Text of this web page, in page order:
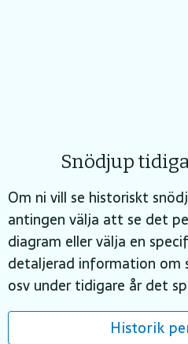
Snödjup
Om ni vill se historiskt
antingen välja att se det
diagram eller välja en
detaljerad information om
osv under tidigare år det
Historik